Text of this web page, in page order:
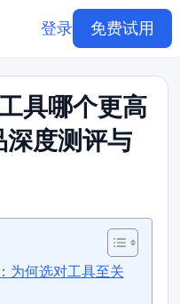
登录 免费试用
具哪个更高
度测评与
为何选对工具至关